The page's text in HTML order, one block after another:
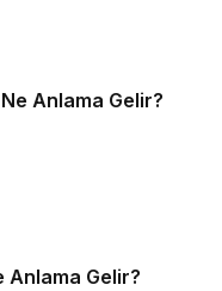
Ne Anlama Gelir?
Anlama Gelir?